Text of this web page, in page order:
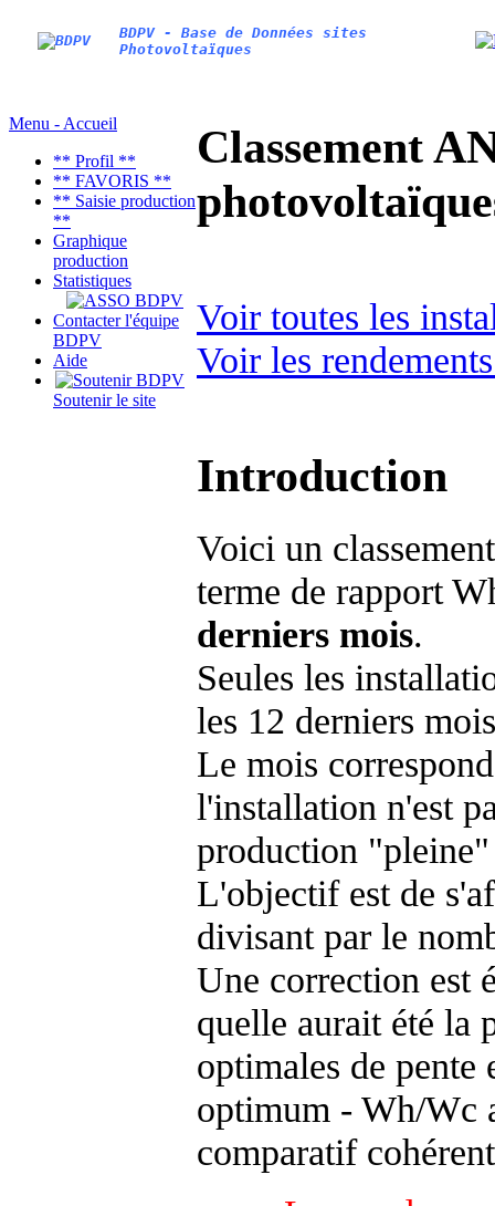
BDPV - Base de Données sites
Photovoltaïques
Menu - Accueil
** Profil **
** FAVORIS **
** Saisie production
**
Graphique
production
Statistiques
Contacter l'équipe
BDPV
Aide
Soutenir le site
Classement
Voir toutes les
Voir les
Introduction
Voici un
terme de rapport
derniers mois.
Seules les
les 12 derniers
Le mois
l'installation n'est
production "pleine"
L'objectif est de
divisant par le
Une correction est
quelle aurait été la
optimales de
optimum - Wh/Wc
comparatif